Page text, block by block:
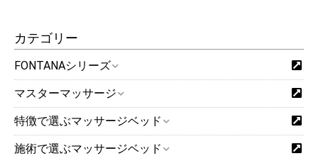
カテゴリー
FONTANAシリーズ
マスターマッサージ
特徴で選ぶマッサージベッド
施術で選ぶマッサージベッド